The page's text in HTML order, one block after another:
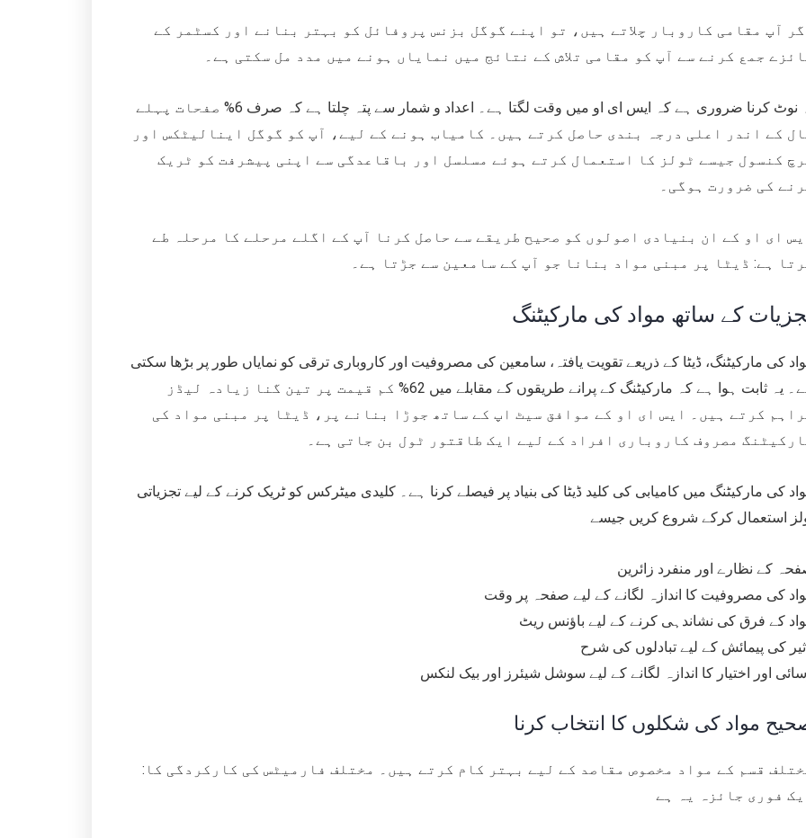
آپ مقامی کاروبار چلاتے ہیں، تو اپنے گوگل بزنس پروفائل کو بہتر بنانے اور کسٹمر کے
جمع کرنے سے آپ کو مقامی تلاش کے نتائج میں نمایاں ہونے میں مدد مل سکتی ہے۔
یہ نوٹ کرنا ضروری ہے کہ ایس ای او میں وقت لگتا ہے۔ اعداد و شمار سے پتہ چلتا ہے کہ صرف 6% صفحات پہلے
کے اندر اعلی درجہ بندی حاصل کرتے ہیں۔ کامیاب ہونے کے لیے، آپ کو گوگل اینالیٹکس اور
کنسول جیسے ٹولز کا استعمال کرتے ہوئے مسلسل اور باقاعدگی سے اپنی پیشرفت کو ٹریک
کی ضرورت ہوگی۔
ای او کے ان بنیادی اصولوں کو صحیح طریقے سے حاصل کرنا آپ کے اگلے مرحلے کا مرحلہ طے
ہے: ڈیٹا پر مبنی مواد بنانا جو آپ کے سامعین سے جڑتا ہے۔
کے ساتھ مواد کی مارکیٹنگ
کی مارکیٹنگ، ڈیٹا کے ذریعے تقویت یافتہ، سامعین کی مصروفیت اور کاروباری ترقی کو نمایاں طور پر بڑھا سکتی
ہے۔ یہ ثابت ہوا ہے کہ مارکیٹنگ کے پرانے طریقوں کے مقابلے میں 62% کم قیمت پر تین گنا زیادہ لیڈز
کرتے ہیں۔ ایس ای او کے موافق سیٹ اپ کے ساتھ جوڑا بنانے پر، ڈیٹا پر مبنی مواد کی
مصروف کاروباری افراد کے لیے ایک طاقتور ٹول بن جاتی ہے۔
کی مارکیٹنگ میں کامیابی کی کلید ڈیٹا کی بنیاد پر فیصلے کرنا ہے۔ کلیدی میٹرکس کو ٹریک کرنے کے لیے تجزیاتی
استعمال کرکے شروع کریں جیسے
کے نظارے اور منفرد زائرین
کی مصروفیت کا اندازہ لگانے کے لیے صفحہ پر وقت
کے فرق کی نشاندہی کرنے کے لیے باؤنس ریٹ
کی پیمائش کے لیے تبادلوں کی شرح
اور اختیار کا اندازہ لگانے کے لیے سوشل شیئرز اور بیک لنکس
مواد کی شکلوں کا انتخاب کرنا
:مختلف قسم کے مواد مخصوص مقاصد کے لیے بہتر کام کرتے ہیں۔ مختلف فارمیٹس کی کارکردگی کا
فوری جائزہ یہ ہے